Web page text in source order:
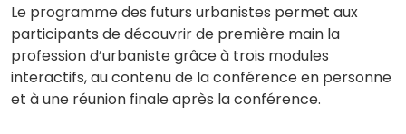
Le programme des futurs urbanistes permet aux
participants de découvrir de première main la
profession d’urbaniste grâce à trois modules
interactifs, au contenu de la conférence en personne
et à une réunion finale après la conférence.